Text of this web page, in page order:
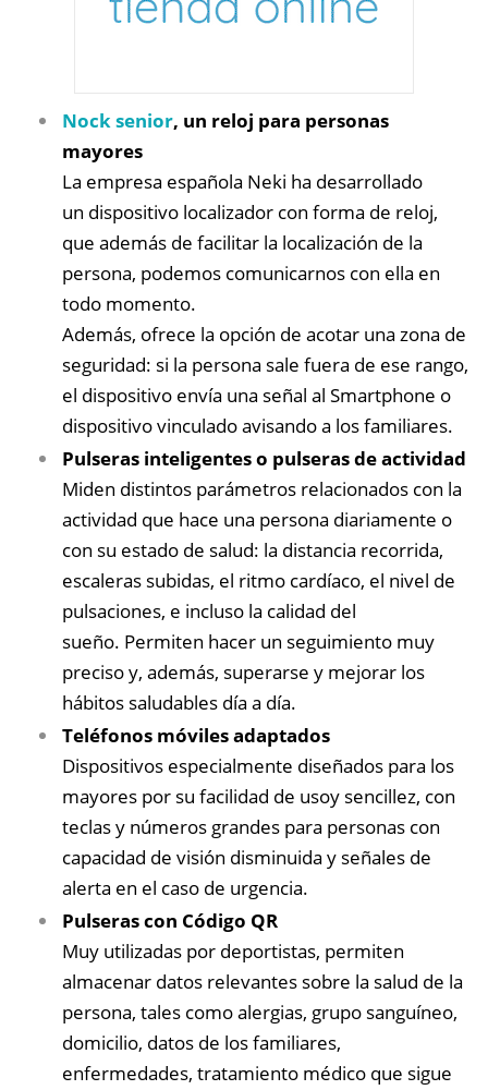
Nock senior, un reloj para personas
mayores
La empresa española Neki ha desarrollado
un dispositivo localizador con forma de reloj,
que además de facilitar la localización de la
persona, podemos comunicarnos con ella en
todo momento.
Además, ofrece la opción de acotar una zona de
seguridad: si la persona sale fuera de ese rango,
el dispositivo envía una señal al Smartphone o
dispositivo vinculado avisando a los familiares.
Pulseras inteligentes o pulseras de actividad
Miden distintos parámetros relacionados con la
actividad que hace una persona diariamente o
con su estado de salud: la distancia recorrida,
escaleras subidas, el ritmo cardíaco, el nivel de
pulsaciones, e incluso la calidad del
sueño. Permiten hacer un seguimiento muy
preciso y, además, superarse y mejorar los
hábitos saludables día a día.
Teléfonos móviles adaptados
Dispositivos especialmente diseñados para los
mayores por su facilidad de usoy sencillez, con
teclas y números grandes para personas con
capacidad de visión disminuida y señales de
alerta en el caso de urgencia.
Pulseras con Código QR
Muy utilizadas por deportistas, permiten
almacenar datos relevantes sobre la salud de la
persona, tales como alergias, grupo sanguíneo,
domicilio, datos de los familiares,
enfermedades, tratamiento médico que sigue